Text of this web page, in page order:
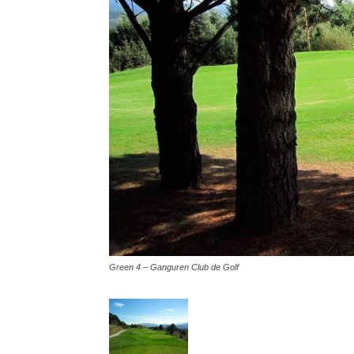
Green 4 – Ganguren Club de Golf